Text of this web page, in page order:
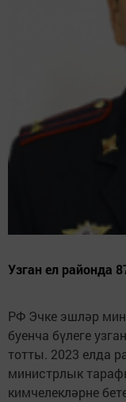
Узган ел районда
РФ Эчке эшләр
буенча бүлеге
тотты. 2023 елда
министрлык
кимчелекләрне